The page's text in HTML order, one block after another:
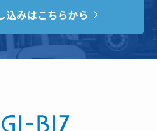
込みはこちらから